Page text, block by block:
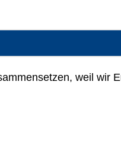
weil wir